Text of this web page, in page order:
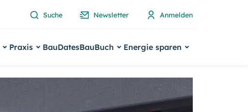
Suche Newsletter Anmelden
Praxis BauDatesBauBuch Energie sparen